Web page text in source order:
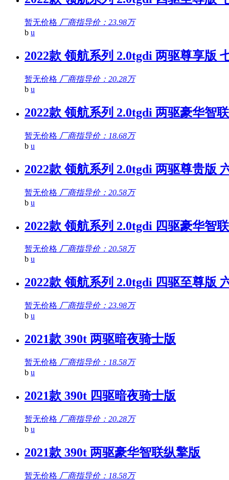
暂无价格 厂商指导价：23.98万
b u
2022款 领航系列 2.0tgdi 两驱尊享版
暂无价格 厂商指导价：20.28万
b u
2022款 领航系列 2.0tgdi 两驱豪华智
暂无价格 厂商指导价：18.68万
b u
2022款 领航系列 2.0tgdi 两驱尊贵版
暂无价格 厂商指导价：20.58万
b u
2022款 领航系列 2.0tgdi 四驱豪华智
暂无价格 厂商指导价：20.58万
b u
2022款 领航系列 2.0tgdi 四驱至尊版
暂无价格 厂商指导价：23.98万
b u
2021款 390t 两驱暗夜骑士版
暂无价格 厂商指导价：18.58万
b u
2021款 390t 四驱暗夜骑士版
暂无价格 厂商指导价：20.28万
b u
2021款 390t 两驱豪华智联纵擎版
暂无价格 厂商指导价：18.58万